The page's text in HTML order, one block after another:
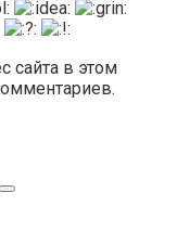
сайта в этом